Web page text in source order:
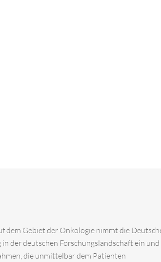
Gebiet der Onkologie nimmt die
der deutschen Forschungslandschaft ein und
die unmittelbar dem Patienten